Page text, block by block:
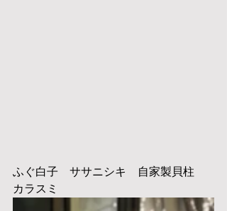
ふぐ白子　ササニシキ　自家製貝柱
カラスミ